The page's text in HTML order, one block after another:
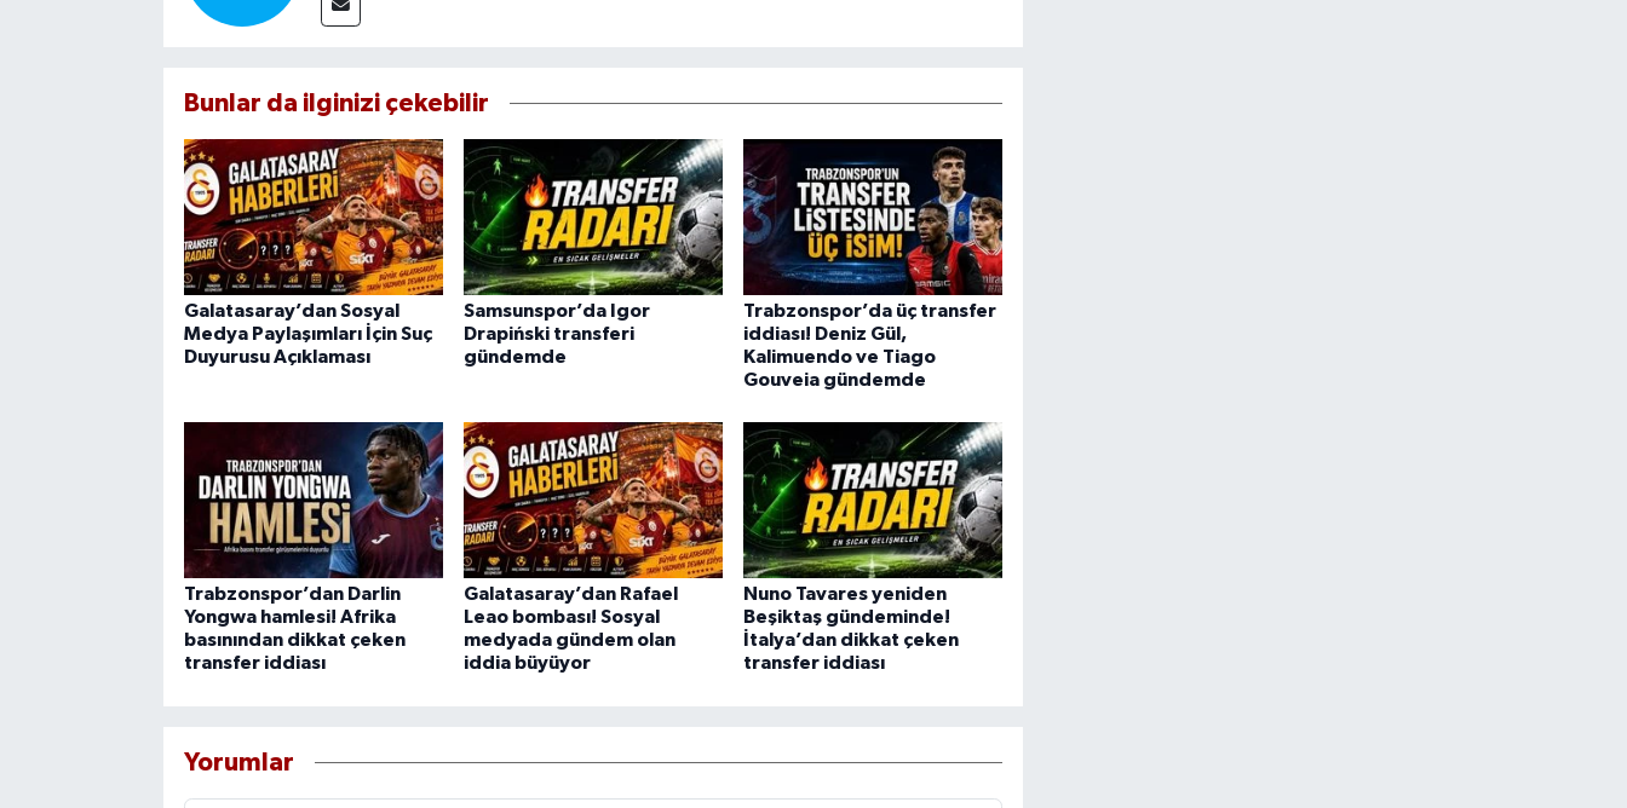
Bunlar da ilginizi çekebilir
Galatasaray’dan Sosyal
Medya Paylaşımları İçin Suç
Duyurusu Açıklaması
Samsunspor’da Igor
Drapiński transferi
gündemde
Trabzonspor’da üç transfer
iddiası! Deniz Gül,
Kalimuendo ve Tiago
Gouveia gündemde
Trabzonspor’dan Darlin
Yongwa hamlesi! Afrika
basınından dikkat çeken
transfer iddiası
Galatasaray’dan Rafael
Leao bombası! Sosyal
medyada gündem olan
iddia büyüyor
Nuno Tavares yeniden
Beşiktaş gündeminde!
İtalya’dan dikkat çeken
transfer iddiası
Yorumlar